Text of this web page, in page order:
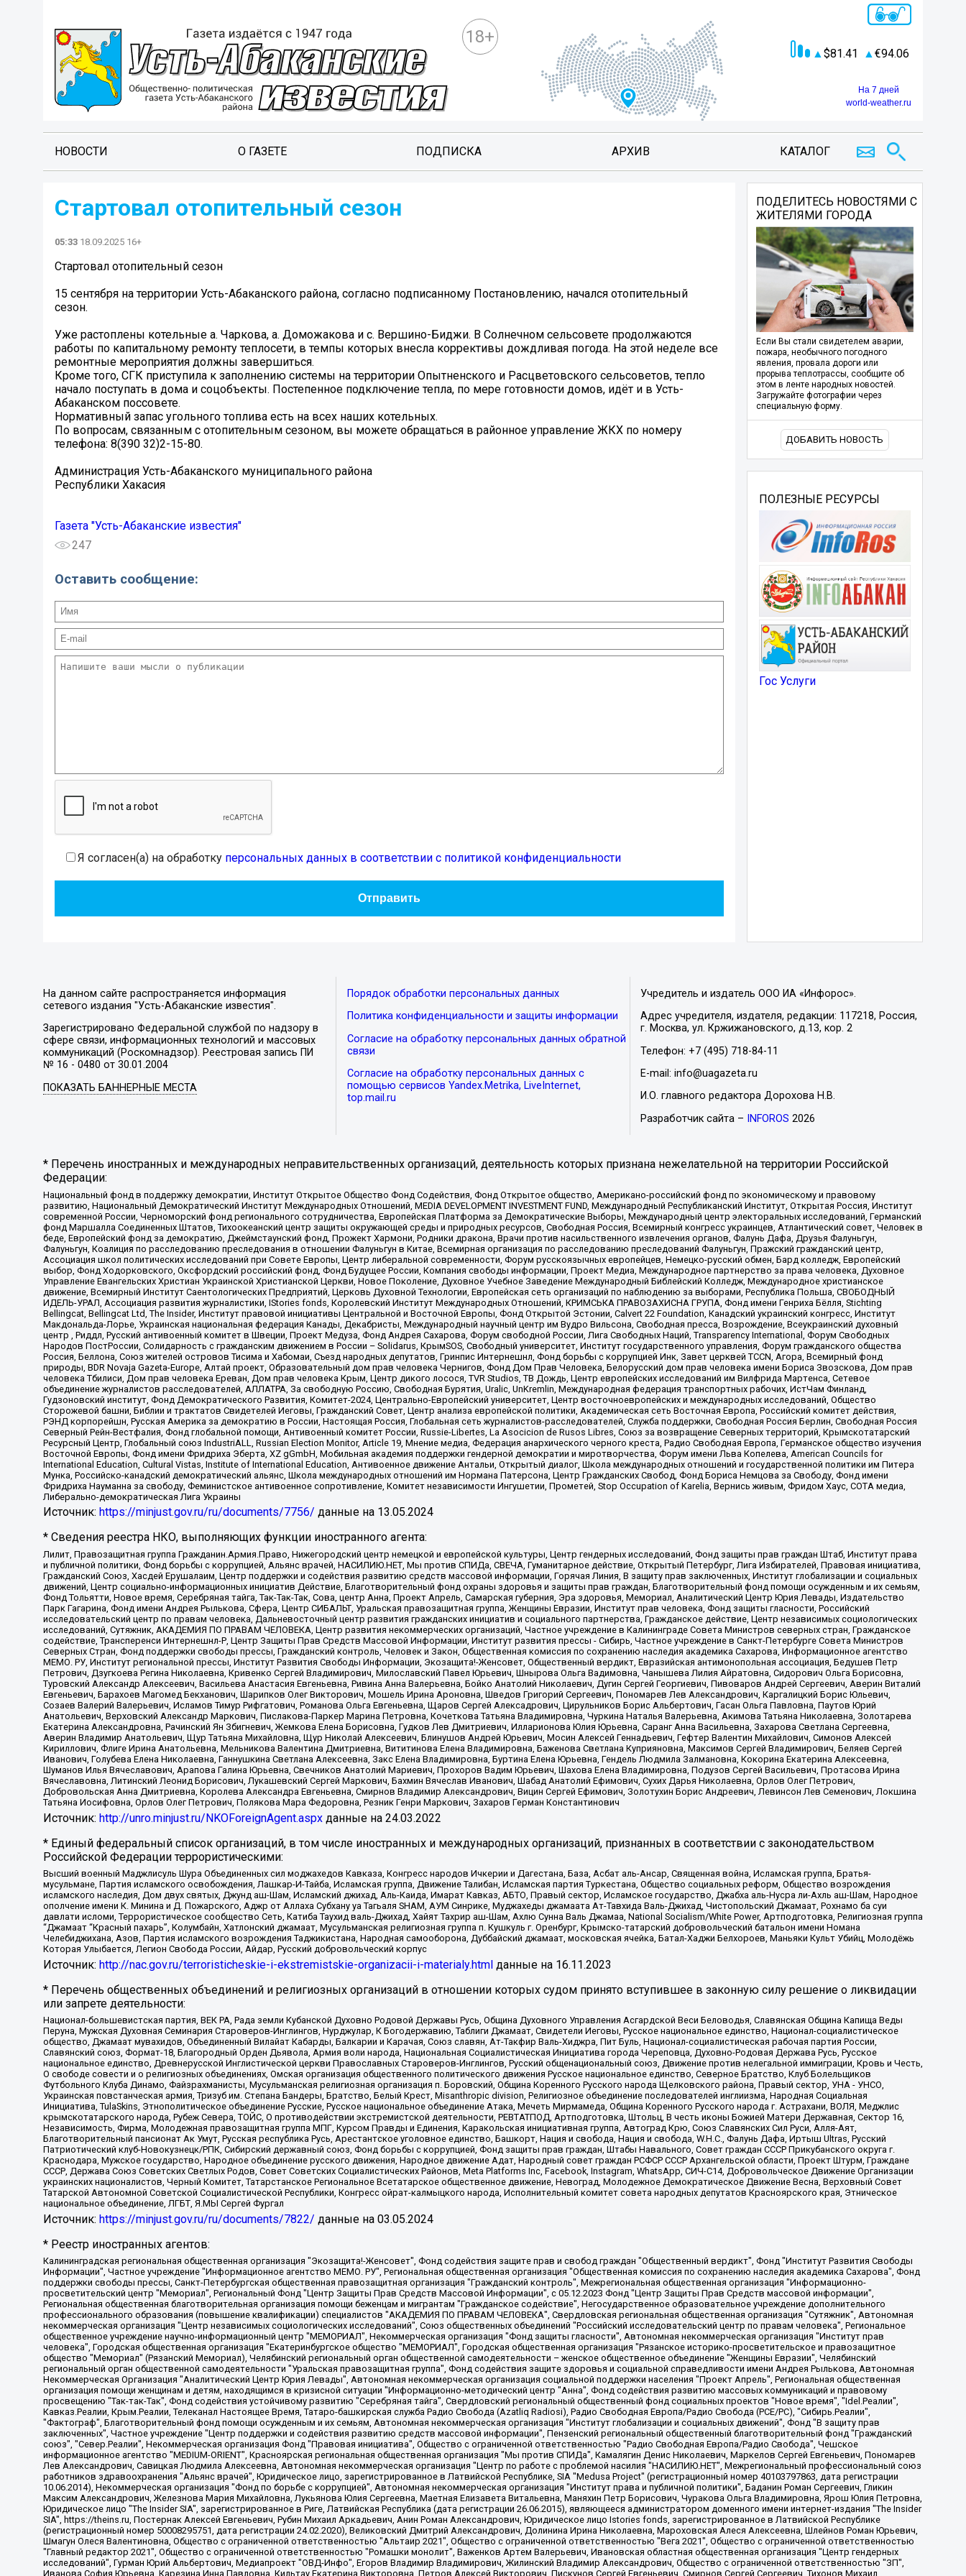
18+
81.41 94.06
На 7 дней
world-weather.ru
НОВОСТИ О ГАЗЕТЕ ПОДПИСКА АРХИВ КАТАЛОГ
Стартовал отопительный сезон
05:33 18.09.2025 16+
Стартовал отопительный сезон
15 сентября на территории Усть-Абаканского района, согласно подписанному Постановлению, начался отопительный
сезон.
Уже растоплены котельные а. Чаркова, а. Доможакова и с. Вершино-Биджи. В Солнечном сельсовете продолжаются
работы по капитальному ремонту теплосети, в темпы которых внесла коррективы дождливая погода. На этой неделе все
ремонтные мероприятия должны завершиться.
Кроме того, СГК приступила к заполнению системы на территории Опытненского и Расцветовского сельсоветов, тепло
начало поступать в дома и соцобъекты. Постепенное подключение тепла, по мере готовности домов, идёт и в Усть-
Абаканском поссовете.
Нормативный запас угольного топлива есть на всех наших котельных.
По вопросам, связанным с отопительным сезоном, вы можете обращаться в районное управление ЖКХ по номеру
телефона: 8(390 32)2-15-80.
Администрация Усть-Абаканского муниципального района
Республики Хакасия
Газета "Усть-Абаканские известия"
247
Оставить сообщение:
Я согласен(а) на обработку персональных данных в соответствии с политикой конфиденциальности
ПОДЕЛИТЕСЬ НОВОСТЯМИ С
ЖИТЕЛЯМИ ГОРОДА
Если Вы стали свидетелем аварии,
пожара, необычного погодного
явления, провала дороги или
прорыва теплотрассы, сообщите об
этом в ленте народных новостей.
Загружайте фотографии через
специальную форму.
ДОБАВИТЬ НОВОСТЬ
ПОЛЕЗНЫЕ РЕСУРСЫ
Гос Услуги
На данном сайте распространяется информация
сетевого издания "Усть-Абаканские известия".
Зарегистрировано Федеральной службой по надзору в
сфере связи, информационных технологий и массовых
коммуникаций (Роскомнадзор). Реестровая запись ПИ
№ 16 - 0480 от 30.01.2004
ПОКАЗАТЬ БАННЕРНЫЕ МЕСТА
Порядок обработки персональных данных
Политика конфиденциальности и защиты информации
Согласие на обработку персональных данных обратной
связи
Согласие на обработку персональных данных с
помощью сервисов Yandex.Metrika, LiveInternet,
top.mail.ru
Учредитель и издатель ООО ИА «Инфорос».
Адрес учредителя, издателя, редакции: 117218, Россия,
г. Москва, ул. Кржижановского, д.13, кор. 2
Телефон: +7 (495) 718-84-11
E-mail: info@uagazeta.ru
И.О. главного редактора Дорохова Н.В.
Разработчик сайта –
INFOROS 2026
* Перечень иностранных и международных неправительственных организаций, деятельность которых признана нежелательной на территории Российской
Федерации:
Национальный фонд в поддержку демократии, Институт Открытое Общество Фонд Содействия, Фонд Открытое общество, Американо-российский фонд по экономическому и правовому
развитию, Национальный Демократический Институт Международных Отношений, MEDIA DEVELOPMENT INVESTMENT FUND, Международный Республиканский Институт, Открытая Россия, Институт
современной России, Черноморский фонд регионального сотрудничества, Европейская Платформа за Демократические Выборы, Международный центр электоральных исследований, Германский
фонд Маршалла Соединенных Штатов, Тихоокеанский центр защиты окружающей среды и природных ресурсов, Свободная Россия, Всемирный конгресс украинцев, Атлантический совет, Человек в
беде, Европейский фонд за демократию, Джеймстаунский фонд, Прожект Хармони, Родники дракона, Врачи против насильственного извлечения органов, Фалунь Дафа, Друзья Фалуньгун,
Фалуньгун, Коалиция по расследованию преследования в отношении Фалуньгун в Китае, Всемирная организация по расследованию преследований Фалуньгун, Пражский гражданский центр,
Ассоциация школ политических исследований при Совете Европы, Центр либеральной современности, Форум русскоязычных европейцев, Немецко-русский обмен, Бард колледж, Европейский
выбор, Фонд Ходорковского, Оксфордский российский фонд, Фонд Будущее России, Компания свободы информации, Проект Медиа, Международное партнерство за права человека, Духовное
Управление Евангельских Христиан Украинской Христианской Церкви, Новое Поколение, Духовное Учебное Заведение Международный Библейский Колледж, Международное христианское
движение, Всемирный Институт Саентологических Предприятий, Церковь Духовной Технологии, Европейская сеть организаций по наблюдению за выборами, Республика Польша, СВОБОДНЫЙ
ИДЕЛЬ-УРАЛ, Ассоциация развития журналистики, IStories fonds, Королевский Институт Международных Отношений, КРИМСЬКА ПРАВОЗАХИСНА ГРУПА, Фонд имени Генриха Бёлля, Stichting
Bellingcat, Bellingcat Ltd, The Insider, Институт правовой инициативы Центральной и Восточной Европы, Фонд Открытой Эстонии, Calvert 22 Foundation, Канадский украинский конгресс, Институт
Макдональда-Лорье, Украинская национальная федерация Канады, Декабристы, Международный научный центр им Вудро Вильсона, Свободная пресса, Возрождение, Всеукраинский духовный
центр , Риддл, Русский антивоенный комитет в Швеции, Проект Медуза, Фонд Андрея Сахарова, Форум свободной России, Лига Свободных Наций, Transparеncy International, Форум Свободных
Народов ПостРоссии, Солидарность с гражданским движением в России – Solidarus, КрымSOS, Свободный университет, Институт государственного управления, Форум гражданского общества
Россия, Беллона, Союз жителей островов Тисима и Хабомаи, Съезд народных депутатов, Гринпис Интернешнл, Фонд борьбы с коррупцией Инк, Завет церквей TCCN, Агора, Всемирный фонд
природы, BDR Novaja Gazeta-Europe, Алтай проект, Образовательный дом прав человека Чернигов, Фонд Дом Прав Человека, Белорусский дом прав человека имени Бориса Звозскова, Дом прав
человека Тбилиси, Дом прав человека Ереван, Дом прав человека Крым, Центр дикого лосося, TVR Studios, ТВ Дождь, Центр европейских исследований им Вилфрида Мартенса, Сетевое
объединение журналистов расследователей, АЛЛАТРА, За свободную Россию, Свободная Бурятия, Uralic, UnKremlin, Международная федерация транспортных рабочих, ИстЧам Финланд,
Гудзоновский институт, Фонд Демократического Развития, Комитет-2024, Центрально-Европейский университет, Центр восточноевропейских и международных исследований, Общество
Сторожевой башни, Библии и трактатов Свидетелей Иеговы, Гражданский Совет, Центр анализа европейской политики, Академическая сеть Восточная Европа, Российский комитет действия,
РЭНД корпорейшн, Русская Америка за демократию в России, Настоящая Россия, Глобальная сеть журналистов-расследователей, Служба поддержки, Свободная Россия Берлин, Свободная Россия
Северный Рейн-Вестфалия, Фонд глобальной помощи, Антивоенный комитет России, Russie-Libertes, La Asocicion de Rusos Libres, Союз за возвращение Северных территорий, Крымскотатарский
Ресурсный Центр, Глобальный союз IndustriALL, Russian Election Monitor, Article 19, Мнение медиа, Федерация анархического черного креста, Радио Свободная Европа, Германское общество изучения
Восточной Европы, Фонд имени Фридриха Эберта, XZ gGmbH, Мобильная академия поддержки гендерной демократии и миротворчества, Форум имени Льва Копелева, American Councils for
International Education, Cultural Vistas, Institute of International Education, Антивоенное движение Антальи, Открытый диалог, Школа международных отношений и государственной политики им Питера
Мунка, Российско-канадский демократический альянс, Школа международных отношений им Нормана Патерсона, Центр Гражданских Свобод, Фонд Бориса Немцова за Свободу, Фонд имени
Фридриха Науманна за свободу, Феминистское антивоенное сопротивление, Комитет независимости Ингушетии, Прометей, Stop Occupation of Karelia, Вернись живым, Фридом Хаус, СОТА медиа,
Либерально-демократическая Лига Украины
Источник: https://minjust.gov.ru/ru/documents/7756/ данные на 13.05.2024
* Сведения реестра НКО, выполняющих функции иностранного агента:
Лилит, Правозащитная группа Гражданин.Армия.Право, Нижегородский центр немецкой и европейской культуры, Центр гендерных исследований, Фонд защиты прав граждан Штаб, Институт права
и публичной политики, Фонд борьбы с коррупцией, Альянс врачей, НАСИЛИЮ.НЕТ, Мы против СПИДа, СВЕЧА, Гуманитарное действие, Открытый Петербург, Лига Избирателей, Правовая инициатива,
Гражданский Союз, Хасдей Ерушалаим, Центр поддержки и содействия развитию средств массовой информации, Горячая Линия, В защиту прав заключенных, Институт глобализации и социальных
движений, Центр социально-информационных инициатив Действие, Благотворительный фонд охраны здоровья и защиты прав граждан, Благотворительный фонд помощи осужденным и их семьям,
Фонд Тольятти, Новое время, Серебряная тайга, Так-Так-Так, Сова, центр Анна, Проект Апрель, Самарская губерния, Эра здоровья, Мемориал, Аналитический Центр Юрия Левады, Издательство
Парк Гагарина, Фонд имени Андрея Рылькова, Сфера, Центр СИБАЛЬТ, Уральская правозащитная группа, Женщины Евразии, Институт прав человека, Фонд защиты гласности, Российский
исследовательский центр по правам человека, Дальневосточный центр развития гражданских инициатив и социального партнерства, Гражданское действие, Центр независимых социологических
исследований, Сутяжник, АКАДЕМИЯ ПО ПРАВАМ ЧЕЛОВЕКА, Центр развития некоммерческих организаций, Частное учреждение в Калининграде Совета Министров северных стран, Гражданское
содействие, Трансперенси Интернешнл-Р, Центр Защиты Прав Средств Массовой Информации, Институт развития прессы - Сибирь, Частное учреждение в Санкт-Петербурге Совета Министров
Северных Стран, Фонд поддержки свободы прессы, Гражданский контроль, Человек и Закон, Общественная комиссия по сохранению наследия академика Сахарова, Информационное агентство
МЕМО. РУ, Институт региональной прессы, Институт Развития Свободы Информации, Экозащита!-Женсовет, Общественный вердикт, Евразийская антимонопольная ассоциация, Бедушев Петр
Петрович, Дзугкоева Регина Николаевна, Кривенко Сергей Владимирович, Милославский Павел Юрьевич, Шнырова Ольга Вадимовна, Чанышева Лилия Айратовна, Сидорович Ольга Борисовна,
Туровский Александр Алексеевич, Васильева Анастасия Евгеньевна, Ривина Анна Валерьевна, Бойко Анатолий Николаевич, Дугин Сергей Георгиевич, Пивоваров Андрей Сергеевич, Аверин Виталий
Евгеньевич, Барахоев Магомед Бекханович, Шарипков Олег Викторович, Мошель Ирина Ароновна, Шведов Григорий Сергеевич, Пономарев Лев Александрович, Каргалицкий Борис Юльевич,
Созаев Валерий Валерьевич, Исламов Тимур Рифгатович, Романова Ольга Евгеньевна, Щаров Сергей Алексадрович, Цирульников Борис Альбертович, Гасан Ольга Павловна, Паутов Юрий
Анатольевич, Верховский Александр Маркович, Пислакова-Паркер Марина Петровна, Кочеткова Татьяна Владимировна, Чуркина Наталья Валерьевна, Акимова Татьяна Николаевна, Золотарева
Екатерина Александровна, Рачинский Ян Збигневич, Жемкова Елена Борисовна, Гудков Лев Дмитриевич, Илларионова Юлия Юрьевна, Саранг Анна Васильевна, Захарова Светлана Сергеевна,
Аверин Владимир Анатольевич, Щур Татьяна Михайловна, Щур Николай Алексеевич, Блинушов Андрей Юрьевич, Мосин Алексей Геннадьевич, Гефтер Валентин Михайлович, Симонов Алексей
Кириллович, Флиге Ирина Анатольевна, Мельникова Валентина Дмитриевна, Вититинова Елена Владимировна, Баженова Светлана Куприяновна, Максимов Сергей Владимирович, Беляев Сергей
Иванович, Голубева Елена Николаевна, Ганнушкина Светлана Алексеевна, Закс Елена Владимировна, Буртина Елена Юрьевна, Гендель Людмила Залмановна, Кокорина Екатерина Алексеевна,
Шуманов Илья Вячеславович, Арапова Галина Юрьевна, Свечников Анатолий Мариевич, Прохоров Вадим Юрьевич, Шахова Елена Владимировна, Подузов Сергей Васильевич, Протасова Ирина
Вячеславовна, Литинский Леонид Борисович, Лукашевский Сергей Маркович, Бахмин Вячеслав Иванович, Шабад Анатолий Ефимович, Сухих Дарья Николаевна, Орлов Олег Петрович,
Добровольская Анна Дмитриевна, Королева Александра Евгеньевна, Смирнов Владимир Александрович, Вицин Сергей Ефимович, Золотухин Борис Андреевич, Левинсон Лев Семенович, Локшина
Татьяна Иосифовна, Орлов Олег Петрович, Полякова Мара Федоровна, Резник Генри Маркович, Захаров Герман Константинович
Источник: http://unro.minjust.ru/NKOForeignAgent.aspx данные на 24.03.2022
* Единый федеральный список организаций, в том числе иностранных и международных организаций, признанных в соответствии с законодательством
Российской Федерации террористическими:
Высший военный Маджлисуль Шура Объединенных сил моджахедов Кавказа, Конгресс народов Ичкерии и Дагестана, База, Асбат аль-Ансар, Священная война, Исламская группа, Братья-
мусульмане, Партия исламского освобождения, Лашкар-И-Тайба, Исламская группа, Движение Талибан, Исламская партия Туркестана, Общество социальных реформ, Общество возрождения
исламского наследия, Дом двух святых, Джунд аш-Шам, Исламский джихад, Аль-Каида, Имарат Кавказ, АБТО, Правый сектор, Исламское государство, Джабха аль-Нусра ли-Ахль аш-Шам, Народное
ополчение имени К. Минина и Д. Пожарского, Аджр от Аллаха Субхану уа Тагьаля SHAM, АУМ Синрике, Муджахеды джамаата Ат-Тавхида Валь-Джихад, Чистопольский Джамаат, Рохнамо ба суи
давлати исломи, Террористическое сообщество Сеть, Катиба Таухид валь-Джихад, Хайят Тахрир аш-Шам, Ахлю Сунна Валь Джамаа, National Socialism/White Power, Артподготовка, Религиозная группа
“Джамаат “Красный пахарь”, Колумбайн, Хатлонский джамаат, Мусульманская религиозная группа п. Кушкуль г. Оренбург, Крымско-татарский добровольческий батальон имени Номана
Челебиджихана, Азов, Партия исламского возрождения Таджикистана, Народная самооборона, Дуббайский джамаат, московская ячейка, Батал-Хаджи Белхороев, Маньяки Культ Убийц, Молодёжь
Которая Улыбается, Легион Свобода России, Айдар, Русский добровольческий корпус
Источник: http://nac.gov.ru/terroristicheskie-i-ekstremistskie-organizacii-i-materialy.html данные на 16.11.2023
* Перечень общественных объединений и религиозных организаций в отношении которых судом принято вступившее в законную силу решение о ликвидации
или запрете деятельности:
Национал-большевистская партия, ВЕК РА, Рада земли Кубанской Духовно Родовой Державы Русь, Община Духовного Управления Асгардской Веси Беловодья, Славянская Община Капища Веды
Перуна, Мужская Духовная Семинария Староверов-Инглингов, Нурджулар, К Богодержавию, Таблиги Джамаат, Свидетели Иеговы, Русское национальное единство, Национал-социалистическое
общество, Джамаат мувахидов, Объединенный Вилайат Кабарды, Балкарии и Карачая, Союз славян, Ат-Такфир Валь-Хиджра, Пит Буль, Национал-социалистическая рабочая партия России,
Славянский союз, Формат-18, Благородный Орден Дьявола, Армия воли народа, Национальная Социалистическая Инициатива города Череповца, Духовно-Родовая Держава Русь, Русское
национальное единство, Древнерусской Инглистической церкви Православных Староверов-Инглингов, Русский общенациональный союз, Движение против нелегальной иммиграции, Кровь и Честь,
О свободе совести и о религиозных объединениях, Омская организация общественного политического движения Русское национальное единство, Северное Братство, Клуб Болельщиков
Футбольного Клуба Динамо, Файзрахманисты, Мусульманская религиозная организация п. Боровский, Община Коренного Русского народа Щелковского района, Правый сектор, УНА - УНСО,
Украинская повстанческая армия, Тризуб им. Степана Бандеры, Братство, Белый Крест, Misanthropic division, Религиозное объединение последователей инглиизма, Народная Социальная
Инициатива, TulaSkins, Этнополитическое объединение Русские, Русское национальное объединение Атака, Мечеть Мирмамеда, Община Коренного Русского народа г. Астрахани, ВОЛЯ, Меджлис
крымскотатарского народа, Рубеж Севера, ТОЙС, О противодействии экстремистской деятельности, РЕВТАТПОД, Артподготовка, Штольц, В честь иконы Божией Матери Державная, Сектор 16,
Независимость, Фирма, Молодежная правозащитная группа МПГ, Курсом Правды и Единения, Каракольская инициативная группа, Автоград Крю, Союз Славянских Сил Руси, Алля-Аят,
Благотворительный пансионат Ак Умут, Русская республика Русь, Арестантское уголовное единство, Башкорт, Нация и свобода, Нация и свобода, W.H.С., Фалунь Дафа, Иртыш Ultras, Русский
Патриотический клуб-Новокузнецк/РПК, Сибирский державный союз, Фонд борьбы с коррупцией, Фонд защиты прав граждан, Штабы Навального, Совет граждан СССР Прикубанского округа г.
Краснодара, Мужское государство, Народное объединение русского движения, Народное движение Адат, Народный совет граждан РСФСР СССР Архангельской области, Проект Штурм, Граждане
СССР, Держава Союз Советских Светлых Родов, Совет Советских Социалистических Районов, Meta Platforms Inc, Facebook, Instagram, WhatsApp, СИЧ-С14, Добровольческое Движение Организации
украинских националистов, Черный Комитет, Татарстанское Региональное Всетатарское общественное движение, Невоград, Молодежное Демократическое Движение Весна, Верховный Совет
Татарской Автономной Советской Социалистической Республики, Конгресс ойрат-калмыцкого народа, Исполнительный комитет совета народных депутатов Красноярского края, Этническое
национальное объединение, ЛГБТ, Я.МЫ Сергей Фургал
Источник: https://minjust.gov.ru/ru/documents/7822/ данные на 03.05.2024
* Реестр иностранных агентов:
Калининградская региональная общественная организация "Экозащита!-Женсовет", Фонд содействия защите прав и свобод граждан "Общественный вердикт", Фонд "Институт Развития Свободы Информации", Частное учреждение "Информационное агентство МЕМО. РУ", Региональная общественная организация "Общественная комиссия по сохранению наследия академика Сахарова", Фонд поддержки свободы прессы, Санкт-Петербургская общественная правозащитная организация "Гражданский контроль", Межрегиональная общественная организация "Информационно-просветительский центр "Мемориал", Региональный Фонд "Центр Защиты Прав Средств Массовой Информации", с 05.12.2023 Фонд "Центр Защиты Прав Средств массовой информации", Региональная общественная благотворительная организация помощи беженцам и мигрантам "Гражданское содействие", Негосударственное образовательное учреждение дополнительного профессионального образования (повышение квалификации) специалистов "АКАДЕМИЯ ПО ПРАВАМ ЧЕЛОВЕКА", Свердловская региональная общественная организация "Сутяжник", Автономная некоммерческая организация "Центр независимых социологических исследований", Союз общественных объединений "Российский исследовательский центр по правам человека", Региональное общественное учреждение научно-информационный центр "МЕМОРИАЛ", Некоммерческая организация "Фонд защиты гласности", Автономная некоммерческая организация "Институт прав человека", Городская общественная организация "Екатеринбургское общество "МЕМОРИАЛ", Городская общественная организация "Рязанское историко-просветительское и правозащитное общество "Мемориал" (Рязанский Мемориал), Челябинский региональный орган общественной самодеятельности – женское общественное объединение "Женщины Евразии", Челябинский региональный орган общественной самодеятельности "Уральская правозащитная группа", Фонд содействия защите здоровья и социальной справедливости имени Андрея Рылькова, Автономная Некоммерческая Организация "Аналитический Центр Юрия Левады", Автономная некоммерческая организация социальной поддержки населения "Проект Апрель", Региональная общественная организация помощи женщинам и детям, находящимся в кризисной ситуации "Информационно-методический центр "Анна", Фонд содействия развитию массовых коммуникаций и правовому просвещению "Так-так-Так", Фонд содействия устойчивому развитию "Серебряная тайга", Свердловский региональный общественный фонд социальных проектов "Новое время", "Idel.Реалии", Кавказ.Реалии, Крым.Реалии, Телеканал Настоящее Время, Татаро-башкирская служба Радио Свобода (Azatliq Radiosi), Радио Свободная Европа/Радио Свобода (PCE/PC), "Сибирь.Реалии", "Фактограф", Благотворительный фонд помощи осужденным и их семьям, Автономная некоммерческая организация "Институт глобализации и социальных движений", Фонд "В защиту прав заключенных", Частное учреждение "Центр поддержки и содействия развитию средств массовой информации", Пензенский региональный общественный благотворительный фонд "Гражданский союз", "Север.Реалии", Некоммерческая организация Фонд "Правовая инициатива", Общество с ограниченной ответственностью "Радио Свободная Европа/Радио Свобода", Чешское информационное агентство "MEDIUM-ORIENT", Красноярская региональная общественная организация "Мы против СПИДа", Камалягин Денис Николаевич, Маркелов Сергей Евгеньевич, Пономарев Лев Александрович, Савицкая Людмила Алексеевна, Автономная некоммерческая организация "Центр по работе с проблемой насилия "НАСИЛИЮ.НЕТ", Межрегиональный профессиональный союз работников здравоохранения "Альянс врачей", Юридическое лицо, зарегистрированное в Латвийской Республике, SIA "Medusa Project" (регистрационный номер 40103797863, дата регистрации 10.06.2014), Некоммерческая организация "Фонд по борьбе с коррупцией", Автономная некоммерческая организация "Институт права и публичной политики", Баданин Роман Сергеевич, Гликин Максим Александрович, Железнова Мария Михайловна, Лукьянова Юлия Сергеевна, Маетная Елизавета Витальевна, Маняхин Петр Борисович, Чуракова Ольга Владимировна, Ярош Юлия Петровна, Юридическое лицо "The Insider SIA", зарегистрированное в Риге, Латвийская Республика (дата регистрации 26.06.2015), являющееся администратором доменного имени интернет-издания "The Insider SIA", https://theins.ru, Постернак Алексей Евгеньевич, Рубин Михаил Аркадьевич, Анин Роман Александрович, Юридическое лицо Istories fonds, зарегистрированное в Латвийской Республике (регистрационный номер 50008295751, дата регистрации 24.02.2020), Великовский Дмитрий Александрович, Долинина Ирина Николаевна, Мароховская Алеся Алексеевна, Шлейнов Роман Юрьевич, Шмагун Олеся Валентиновна, Общество с ограниченной ответственностью "Альтаир 2021", Общество с ограниченной ответственностью "Вега 2021", Общество с ограниченной ответственностью "Главный редактор 2021", Общество с ограниченной ответственностью "Ромашки монолит", Важенков Артем Валерьевич, Ивановская областная общественная организация "Центр гендерных исследований", Гурман Юрий Альбертович, Медиапроект "ОВД-Инфо", Егоров Владимир Владимирович, Жилинский Владимир Александрович, Общество с ограниченной ответственностью "ЗП", Иванова София Юрьевна, Карезина Инна Павловна, Кильтау Екатерина Викторовна, Петров Алексей Викторович, Пискунов Сергей Евгеньевич, Смирнов Сергей Сергеевич, Тихонов Михаил Сергеевич, Общество с ограниченной ответственностью "ЖУРНАЛИСТ-ИНОСТРАННЫЙ АГЕНТ", Арапова Галина Юрьевна, Вольтская Татьяна Анатольевна, Американская компания "Mason G.E.S. Anonymous Foundation" (США), являющаяся владельцем интернет-издания https://mnews.world/, Компания "Stichting Bellingcat", зарегистрированная в Нидерландах (дата регистрации 11.07.2018), Захаров Андрей Вячеславович, Клепиковская Екатерина Дмитриевна, Общество с ограниченной ответственностью "МЕМО", Перл Роман Александрович, Симонов Евгений Алексеевич, Соловьева Елена Анатольевна, Сотников Даниил Владимирович, Сурначева Елизавета Дмитриевна, Автономная некоммерческая организация по защите прав человека и информированию населения "Якутия – Наше Мнение", Общество с ограниченной ответственностью "Москоу диджитал медиа", с 26.01.2023 Общество с ограниченной ответственностью "Чайка Белые сады", Ветошкина Валерия Валерьевна, Заговора Максим Александрович, Межрегиональное общественное движение "Российская ЛГБТ - сеть", Оленичев Максим Владимирович, Павлов Иван Юрьевич, Скворцова Елена Сергеевна, Общество с ограниченной ответственностью "Как бы инагент", Кочетков Игорь Викторович, Общество с ограниченной ответственностью "Честные выборы", Еланчик Олег Александрович, Общество с ограниченной ответственностью "Нобелевский призыв", Гималова Регина Эмилевна, Григорьев Андрей Валерьевич, Григорьева Алина Александровна, Ассоциация по содействию защите прав призывников, альтернативнослужащих и военнослужащих "Правозащитная группа "Гражданин.Армия.Право", Хисамова Регина Фаритовна, Автономная некоммерческая организация по реализации социально-правовых программ "Лилит", Дальневосточное общественное движение "Маяк", Санкт-Петербургская ЛГБТ-инициативная группа "Выход", Инициативная группа ЛГБТ+ "Реверс", Алексеев Андрей Викторович, Бекбулатова Таисия Львовна, Беляев Иван Михайлович, Владыкина Елена Сергеевна, Гельман Марат Александрович, Никульшина Вероника Юрьевна, Толоконникова Надежда Андреевна, Шендерович Виктор Анатольевич, Общество с ограниченной ответственностью "Данное сообщение", Общество с ограниченной ответственностью Издательский дом "Новая глава", Айнбиндер Александра Александровна, Московский комьюнити-центр для ЛГБТ+инициатив, Благотворительный фонд развития филантропии, Deutsche Welle (Германия, Kurt-Schumacher-Strasse 3, 53113 Bonn), Борзунова Мария Михайловна, Воробьев Виктор Викторович, Голубева Анна Львовна, Константинова Алла Михайловна, Малкова Ирина Владимировна, Мурадов Мурад Абдулгалимович, Осетинская Елизавета Николаевна, Понасенков Евгений Николаевич, Ганапольский Матвей Юрьевич, Киселев Евгений Алексеевич, Борухович Ирина Григорьевна, Дремин Иван Тимофеевич, Дубровский Дмитрий Викторович, Красноярская региональная общественная организация поддержки и развития альтернативных образовательных технологий и межкультурных коммуникаций "ИНТЕРРА", Маяковская Екатерина Алексеевна, Фейгин Марк Захарович, Филимонов Андрей Викторович, Дзугкоева Регина Николаевна, Доброхотов Роман Александрович, Дудь Юрий Александрович, Елкин Сергей Владимирович, Кругликов Кирилл Игоревич, Сабунаева Мария Леонидовна, Семенов Алексей Владимирович, Шаинян Карен Багратович, Шульман Екатерина Михайловна, Асафьев Артур Валерьевич, Вахштайн Виктор Семенович, Венедиктов Алексей Алексеевич, Лушникова Екатерина Евгеньевна, Волков Леонид Михайлович, Невзоров Александр Глебович, Пархоменко Сергей Борисович, Сироткин Ярослав Николаевич, Кара-Мурза Владимир Владимирович, Баранова Наталья Владимировна, Гозман Леонид Яковлевич, Кагарлицкий Борис Юльевич, Климарев Михаил Валерьевич, Милов Владимир Станиславович, Автономная некоммерческая организация Краснодарский центр современного искусства "Типография", Моргенштерн Алишер Тагирович, Соболь Любовь Эдуардовна, Общество с ограниченной ответственностью "ЛИЗА НОРМ", Каспаров Гарри Кимович, Ходорковский Михаил Борисович, Общество с ограниченной ответственностью "Апрельские тезисы", Данилович Ирина Брониславовна, Кашин Олег Владимирович, Петров Николай Владимирович, Пивоваров Алексей Владимирович, Соколов Михаил Владимирович, Цветкова Юлия Владимировна, Чичваркин Евгений Александрович, Комитет против пыток/Команда против пыток, Общество с ограниченной ответственностью "Первый научный", Общество с ограниченной ответственностью "Вертолет и ко", Белоцерковская Вероника Борисовна, Кац Максим Евгеньевич, Лазарева Татьяна Юрьевна, Шаведдинов Руслан Табризович, Яшин Илья Валерьевич, Общество с ограниченной ответственностью "Иноагент ААВ", Алешковский Дмитрий Петрович, Альбац Евгения Марковна, Быков Дмитрий Львович, Галямина Юлия Евгеньевна, Лойко Сергей Леонидович, Мартынов Кирилл Константинович, Медведев Сергей Александрович, Крашенинников Федор Геннадиевич, Гордеева Катерина Вл